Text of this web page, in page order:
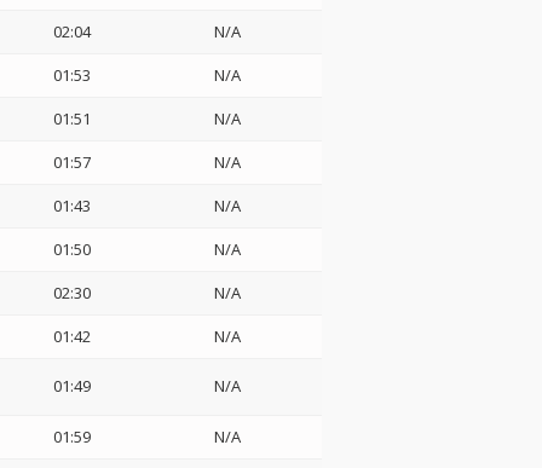
02:04
N/A
01:53
N/A
01:51
N/A
01:57
N/A
01:43
N/A
01:50
N/A
02:30
N/A
01:42 N/A
01:49 N/A
01:59
N/A